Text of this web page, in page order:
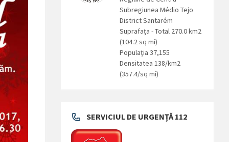
Subregiunea Médio Tejo
District Santarém
Suprafaţa - Total 270.0 km2
(104.2 sq mi)
Populaţia 37,155
Densitatea 138/km2
(357.4/sq mi)
SERVICIUL DE URGENȚĂ 112